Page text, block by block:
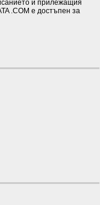
и прилежащия
.COM е достъпен за